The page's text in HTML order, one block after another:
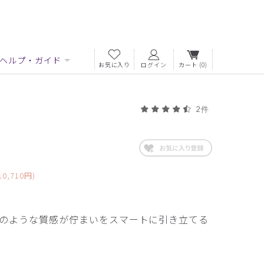
ヘルプ・ガイド お気に入り ログイン カート (0)
2件
円)
ような質感が佇まいをスマートに引き立てる